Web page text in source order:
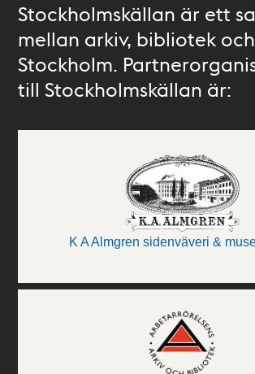
Stockholmskällan är ett
mellan arkiv, bibliotek
Stockholm.
till Stockholmskällan är:
K A Almgren sidenväveri &